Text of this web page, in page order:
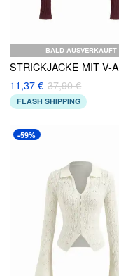
BALD AUSVERKAUFT
11,37 € 37,90 €
FLASH SHIPPING
-59%